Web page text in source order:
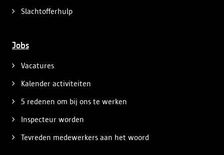
Slachtofferhulp
Jobs
Vacatures
Kalender activiteiten
5 redenen om bij ons te werken
Inspecteur worden
Tevreden medewerkers aan het woord